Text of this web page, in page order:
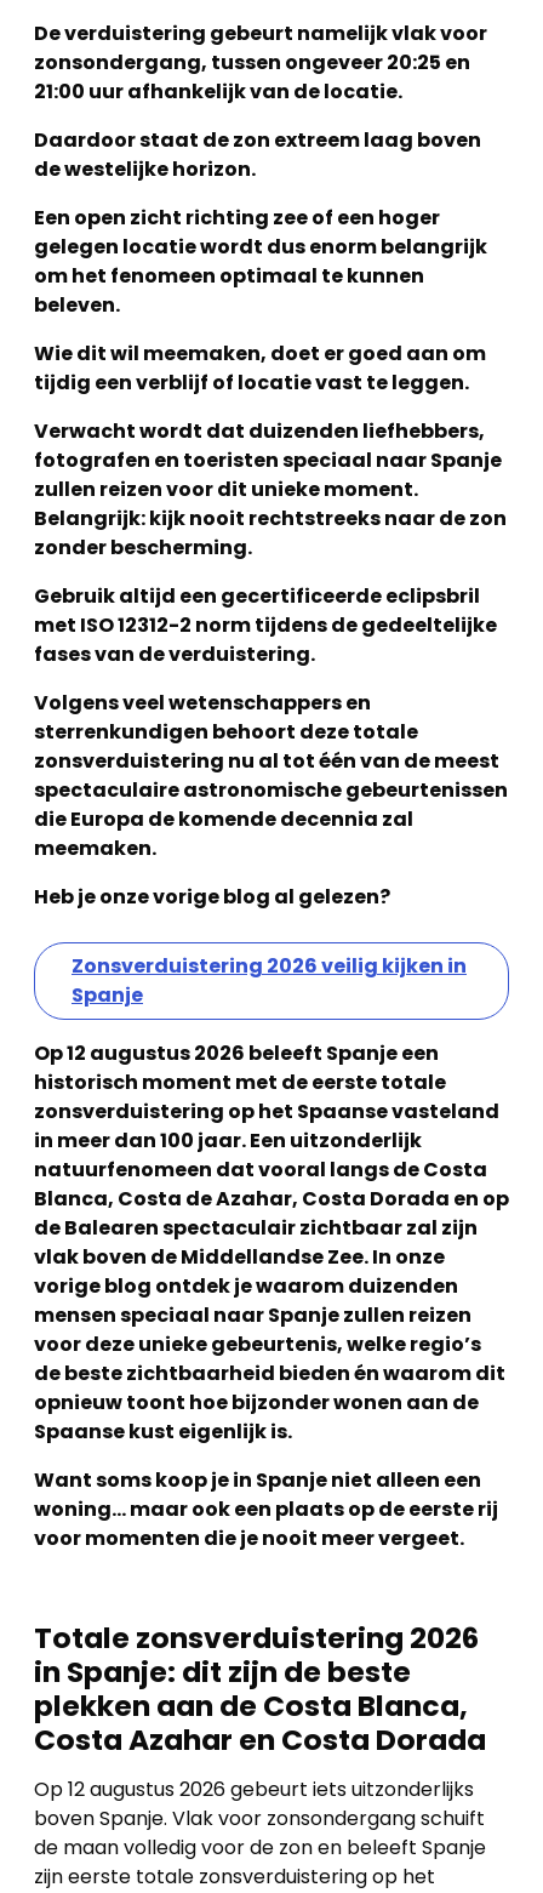
De verduistering gebeurt namelijk vlak voor
zonsondergang, tussen ongeveer 20:25 en
21:00 uur afhankelijk van de locatie.
Daardoor staat de zon extreem laag boven
de westelijke horizon.
Een open zicht richting zee of een hoger
gelegen locatie wordt dus enorm belangrijk
om het fenomeen optimaal te kunnen
beleven.
Wie dit wil meemaken, doet er goed aan om
tijdig een verblijf of locatie vast te leggen.
Verwacht wordt dat duizenden liefhebbers,
fotografen en toeristen speciaal naar Spanje
zullen reizen voor dit unieke moment.
Belangrijk: kijk nooit rechtstreeks naar de zon
zonder bescherming.
Gebruik altijd een gecertificeerde eclipsbril
met ISO 12312-2 norm tijdens de gedeeltelijke
fases van de verduistering.
Volgens veel wetenschappers en
sterrenkundigen behoort deze totale
zonsverduistering nu al tot één van de meest
spectaculaire astronomische gebeurtenissen
die Europa de komende decennia zal
meemaken.
Heb je onze vorige blog al gelezen?
Zonsverduistering 2026 veilig kijken in
Spanje
Op 12 augustus 2026 beleeft Spanje een
historisch moment met de eerste totale
zonsverduistering op het Spaanse vasteland
in meer dan 100 jaar. Een uitzonderlijk
natuurfenomeen dat vooral langs de Costa
Blanca, Costa de Azahar, Costa Dorada en op
de Balearen spectaculair zichtbaar zal zijn
vlak boven de Middellandse Zee. In onze
vorige blog ontdek je waarom duizenden
mensen speciaal naar Spanje zullen reizen
voor deze unieke gebeurtenis, welke regio’s
de beste zichtbaarheid bieden én waarom dit
opnieuw toont hoe bijzonder wonen aan de
Spaanse kust eigenlijk is.
Want soms koop je in Spanje niet alleen een
woning… maar ook een plaats op de eerste rij
voor momenten die je nooit meer vergeet.
Totale zonsverduistering 2026
in Spanje: dit zijn de beste
plekken aan de Costa Blanca,
Costa Azahar en Costa Dorada
Op 12 augustus 2026 gebeurt iets uitzonderlijks
boven Spanje. Vlak voor zonsondergang schuift
de maan volledig voor de zon en beleeft Spanje
zijn eerste totale zonsverduistering op het